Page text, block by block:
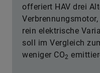
offeriert HAV drei
rein elektrische
soll im Vergleich
weniger CO2